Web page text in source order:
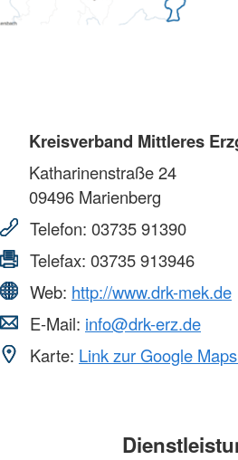
Kreisverband Mittleres
Katharinenstraße 24
09496 Marienberg
Telefon: 03735 91390
Telefax: 03735 913946
Web: http://www.drk-mek.de
E-Mail: info@drk-erz.de
Karte: Link zur Google